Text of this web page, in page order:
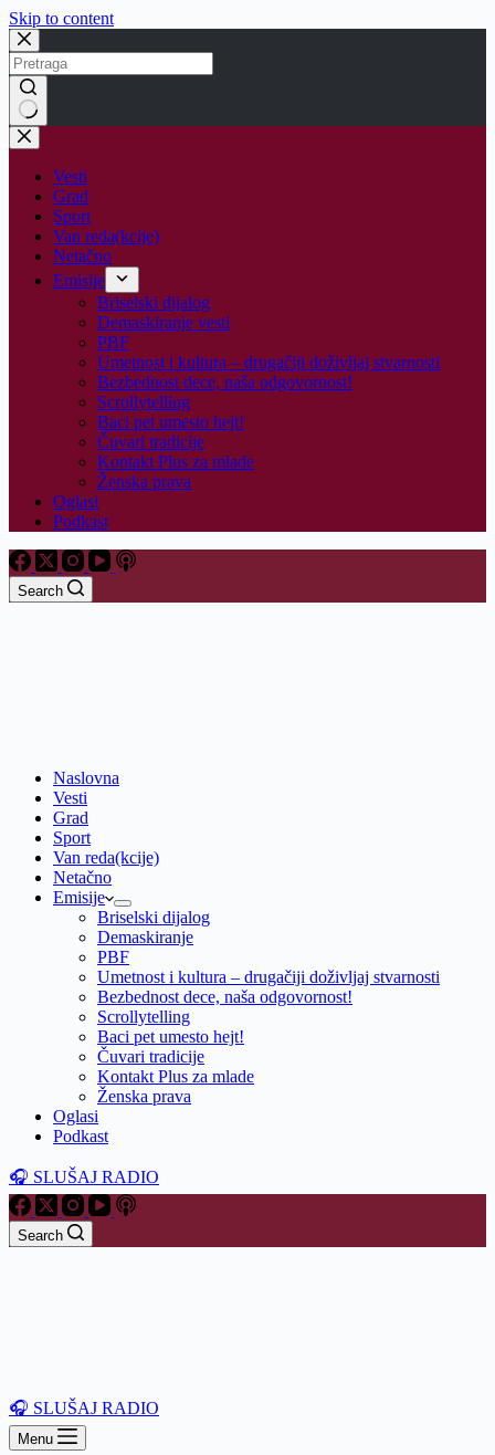
Skip to content
No
results
Vesti
Grad
Sport
Van reda(kcije)
Netačno
Emisije
Briselski dijalog
Demaskiranje vesti
PBF
Umetnost i kultura – drugačiji doživljaj stvarnosti
Bezbednost dece, naša odgovornost!
Scrollytelling
Baci pet umesto hejt!
Čuvari tradicije
Kontakt Plus za mlade
Ženska prava
Oglasi
Podkast
Search
Naslovna
Vesti
Grad
Sport
Van reda(kcije)
Netačno
Emisije
Briselski dijalog
Demaskiranje
PBF
Umetnost i kultura – drugačiji doživljaj stvarnosti
Bezbednost dece, naša odgovornost!
Scrollytelling
Baci pet umesto hejt!
Čuvari tradicije
Kontakt Plus za mlade
Ženska prava
Oglasi
Podkast
🎧 SLUŠAJ RADIO
Search
🎧 SLUŠAJ RADIO
Menu